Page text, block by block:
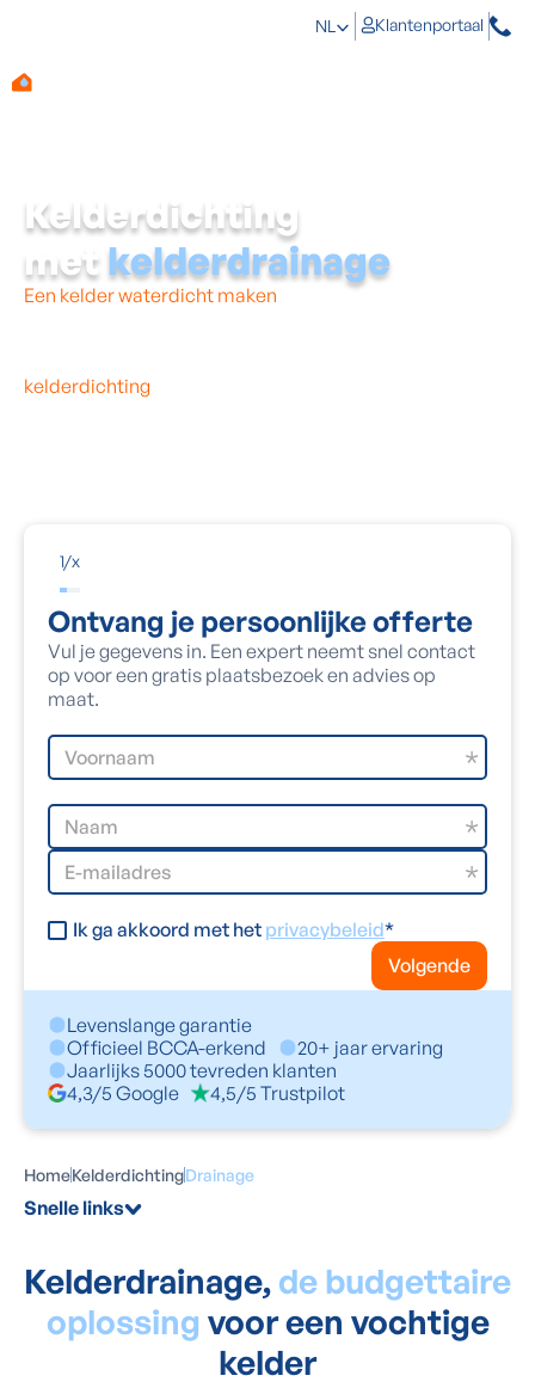
NL Klantenportaal
Kelderdichting
met kelderdrainage
Een kelder waterdicht maken vergt vakkennis. Zeker als
kelderdichting
1/x
Ontvang je persoonlijke offerte
Vul je gegevens in. Een expert neemt snel contact
op voor een gratis plaatsbezoek en advies op
maat.
Ik ga akkoord met het privacybeleid*
Volgende
Levenslange garantie
Officieel BCCA-erkend
20+ jaar ervaring
Jaarlijks 5000 tevreden klanten
4,3/5 Google
4,5/5 Trustpilot
HomeKelderdichtingDrainage
Snelle links
Kelderdrainage, de budgettaire
oplossing voor een vochtige
kelder